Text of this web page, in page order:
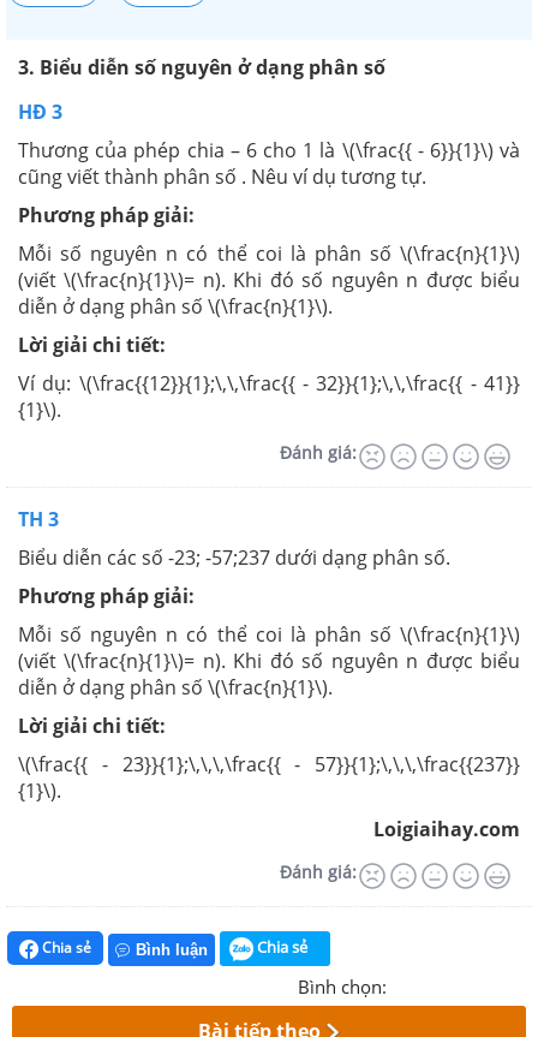
3. Biểu diễn số nguyên ở dạng phân số
HĐ 3
Thương của phép chia – 6 cho 1 là \(\frac{{ - 6}}{1}\) và
cũng viết thành phân số . Nêu ví dụ tương tự.
Phương pháp giải:
Mỗi số nguyên n có thể coi là phân số \(\frac{n}{1}\)
(viết \(\frac{n}{1}\)= n). Khi đó số nguyên n được biểu
diễn ở dạng phân số \(\frac{n}{1}\).
Lời giải chi tiết:
Ví dụ: \(\frac{{12}}{1};\,\,\frac{{ - 32}}{1};\,\,\frac{{ - 41}}
{1}\).
Đánh giá:
TH 3
Biểu diễn các số -23; -57;237 dưới dạng phân số.
Phương pháp giải:
Mỗi số nguyên n có thể coi là phân số \(\frac{n}{1}\)
(viết \(\frac{n}{1}\)= n). Khi đó số nguyên n được biểu
diễn ở dạng phân số \(\frac{n}{1}\).
Lời giải chi tiết:
\(\frac{{ - 23}}{1};\,\,\,\frac{{ - 57}}{1};\,\,\,\frac{{237}}
{1}\).
Loigiaihay.com
Đánh giá:
Chia sẻ Bình luận Chia sẻ
Bình chọn:
Bài tiếp theo